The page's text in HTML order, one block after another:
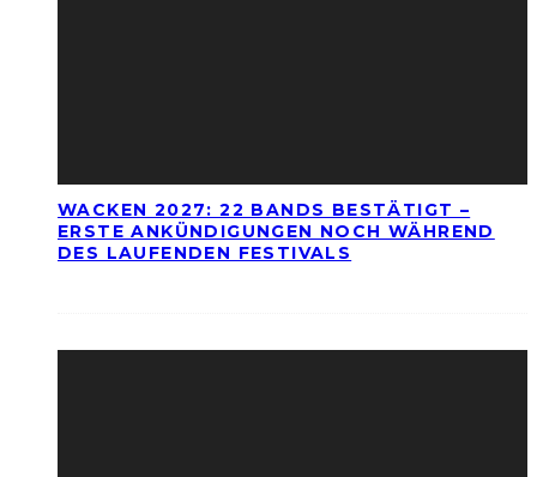
WACKEN 2027: 22 BANDS BESTÄTIGT –
ERSTE ANKÜNDIGUNGEN NOCH WÄHREND
DES LAUFENDEN FESTIVALS